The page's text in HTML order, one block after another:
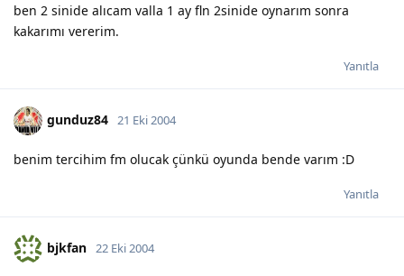
ben 2 sinide alıcam valla 1 ay fln 2sinide oynarım sonra
kakarımı vererim.
Yanıtla
gunduz84 21 Eki 2004
benim tercihim fm olucak çünkü oyunda bende varım :D
Yanıtla
bjkfan 22 Eki 2004